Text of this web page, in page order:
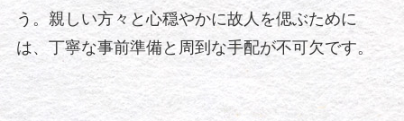
う。親しい方々と心穏やかに故人を偲ぶために
は、丁寧な事前準備と周到な手配が不可欠です。